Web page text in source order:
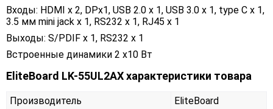
Входы: HDMI x 2, DPx1, USB 2.0 x 1, USB 3.0 x 1, type C x 1,
3.5 мм mini jack x 1, RS232 x 1, RJ45 x 1
Выходы: S/PDIF х 1, RS232 х 1
Встроенные динамики 2 x10 Вт
EliteBoard LK-55UL2AX характеристики товара
Производитель
EliteBoard